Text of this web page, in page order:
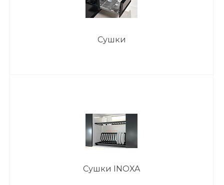
Сушки
Сушки INOXA